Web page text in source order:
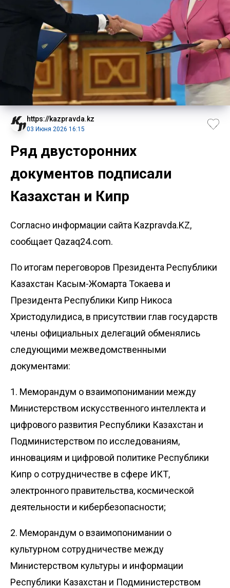
https://kazpravda.kz
03 Июня 2026 16:15
Ряд двусторонних
документов подписали
Казахстан и Кипр
Согласно информации сайта Kazpravda.KZ,
сообщает Qazaq24.com.
По итогам переговоров Президента Республики
Казахстан Касым-Жомарта Токаева и
Президента Республики Кипр Никоса
Христодулидиса, в присутствии глав государств
члены официальных делегаций обменялись
следующими межведомственными
документами:
1. Меморандум о взаимопонимании между
Министерством искусственного интеллекта и
цифрового развития Республики Казахстан и
Подминистерством по исследованиям,
инновациям и цифровой политике Республики
Кипр о сотрудничестве в сфере ИКТ,
электронного правительства, космической
деятельности и кибербезопасности;
2. Меморандум о взаимопонимании о
культурном сотрудничестве между
Министерством культуры и информации
Республики Казахстан и Подминистерством